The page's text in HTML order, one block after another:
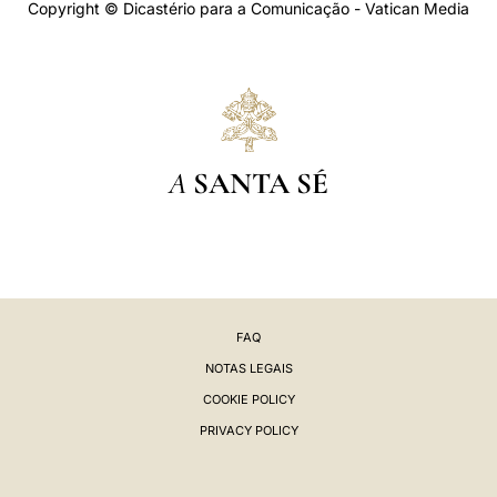
Copyright © Dicastério para a Comunicação - Vatican Media
A SANTA SÉ
FAQ
NOTAS LEGAIS
COOKIE POLICY
PRIVACY POLICY